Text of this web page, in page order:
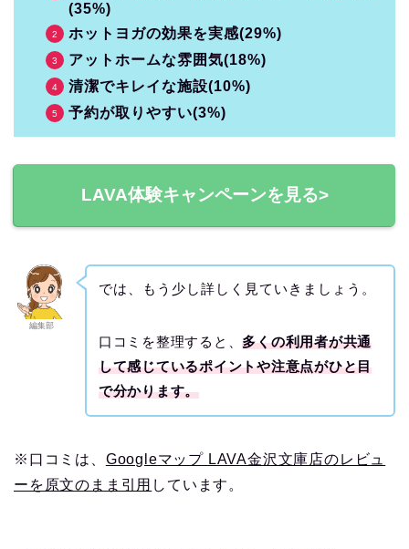
(35%)
ホットヨガの効果を実感(29%)
アットホームな雰囲気(18%)
清潔でキレイな施設(10%)
予約が取りやすい(3%)
LAVA体験キャンペーンを見る>
編集部
では、もう少し詳しく見ていきましょう。
口コミを整理すると、多くの利用者が共通
して感じているポイントや注意点がひと目
で分かります。
※口コミは、 Googleマップ LAVA金沢文庫店のレビュ
ーを原文のまま引用 しています。